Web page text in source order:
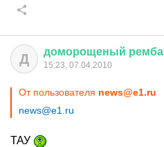
Д доморощеный ремба
15:23, 07.04.2010
От пользователя news@e1.ru
news@e1.ru
ТАУ